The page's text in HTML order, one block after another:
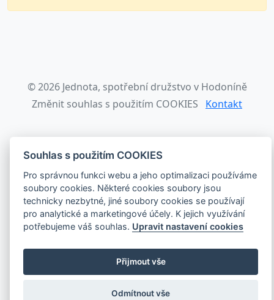
© 2026 Jednota, spotřební družstvo v Hodoníně
Změnit souhlas s použitím COOKIES
Kontakt
Souhlas s použitím COOKIES
Pro správnou funkci webu a jeho optimalizaci používáme
soubory cookies. Některé cookies soubory jsou
technicky nezbytné, jiné soubory cookies se používají
pro analytické a marketingové účely. K jejich využívání
potřebujeme váš souhlas. Upravit nastavení cookies
Přijmout vše
Odmítnout vše